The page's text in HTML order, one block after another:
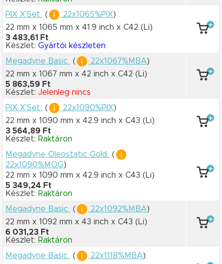
PIX X'Set
( 22x1065%PIX)
22 mm x 1065 mm x 41.9 inch x C42 (Li)
3 483,61 Ft
Készlet: Gyártói készleten
Megadyne Basic
( 22x1067%MBA)
22 mm x 1067 mm x 42 inch x C42 (Li)
5 863,59 Ft
Készlet: Jelenleg nincs
PIX X'Set
( 22x1090%PIX)
22 mm x 1090 mm x 42.9 inch x C43 (Li)
3 564,89 Ft
Készlet: Raktáron
Megadyne Oleostatic Gold
(
22x1090%MOG)
22 mm x 1090 mm x 42.9 inch x C43 (Li)
5 349,24 Ft
Készlet: Raktáron
Megadyne Basic
( 22x1092%MBA)
22 mm x 1092 mm x 43 inch x C43 (Li)
6 031,23 Ft
Készlet: Raktáron
Megadyne Basic
( 22x1118%MBA)